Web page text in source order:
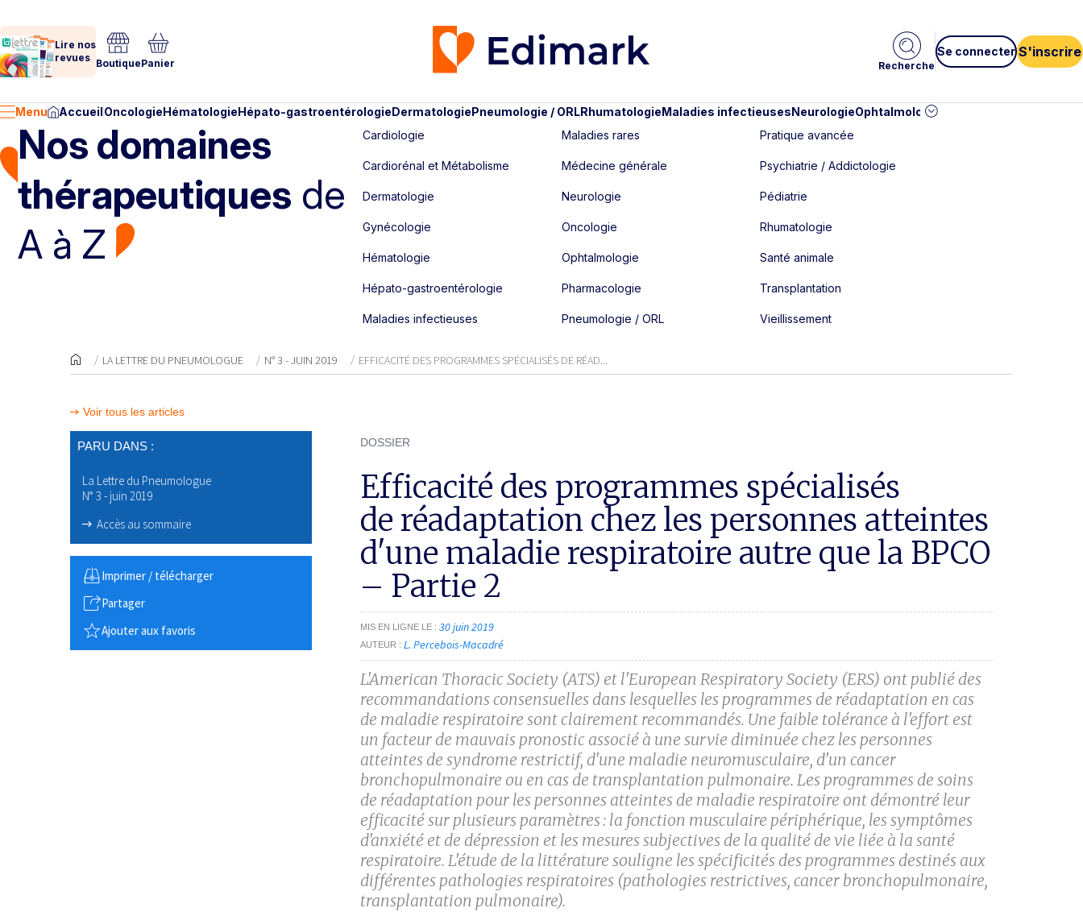
Lire nos
revues BoutiquePanier Recherche
Se connecter S'inscrire
Menu AccueilOncologieHématologieHépato-gastroentérologieDermatologiePneumologie / ORLRhumatologieMaladies infectieusesNeurologieOphtalmologie
Nos domaines
thérapeutiques de
A à Z
Cardiologie
Cardiorénal et Métabolisme
Dermatologie
Gynécologie
Hématologie
Hépato-gastroentérologie
Maladies infectieuses
Maladies rares
Médecine générale
Neurologie
Oncologie
Ophtalmologie
Pharmacologie
Pneumologie / ORL
Pratique avancée
Psychiatrie / Addictologie
Pédiatrie
Rhumatologie
Santé animale
Transplantation
Vieillissement
LA LETTRE DU PNEUMOLOGUE N° 3 - JUIN 2019 EFFICACITÉ DES PROGRAMMES SPÉCIALISÉS DE RÉAD...
Voir tous les articles
PARU DANS :
La Lettre du Pneumologue
N° 3 - juin 2019
Accès au sommaire
Imprimer / télécharger
Partager
Ajouter aux favoris
DOSSIER
Efficacité des programmes spécialisés
de réadaptation chez les personnes atteintes
d'une maladie respiratoire autre que la BPCO
– Partie 2
MIS EN LIGNE LE 30 juin 2019
AUTEUR L. Percebois-Macadré
L'American Thoracic Society (ATS) et l'European Respiratory Society (ERS) ont publié des
recommandations consensuelles dans lesquelles les programmes de réadaptation en cas
de maladie respiratoire sont clairement recommandés. Une faible tolérance à l'effort est
un facteur de mauvais pronostic associé à une survie diminuée chez les personnes
atteintes de syndrome restrictif, d'une maladie neuro­musculaire, d'un cancer
bronchopulmonaire ou en cas de transplan­tation pulmonaire. Les programmes de soins
de réadaptation pour les personnes atteintes de maladie respiratoire ont démontré leur
efficacité sur plusieurs paramètres : la fonction musculaire périphérique, les symptômes
d'anxiété et de dépression et les mesures subjectives de la qualité de vie liée à la santé
respiratoire. L'étude de la ­littérature souligne les spécificités des programmes destinés aux
différentes pathologies respiratoires (pathologies restrictives, cancer broncho­pulmonaire,
transplantation pulmonaire).